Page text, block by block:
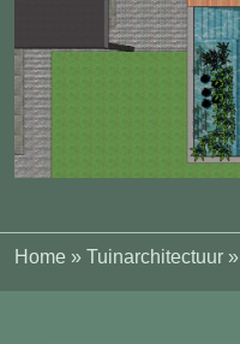
Home » Tuinarchitectuur »